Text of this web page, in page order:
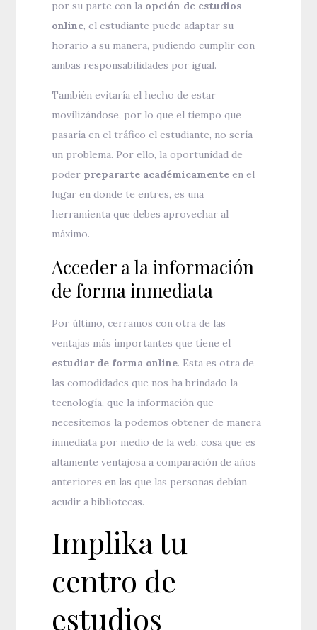
por su parte con la opción de estudios
online, el estudiante puede adaptar su
horario a su manera, pudiendo cumplir con
ambas responsabilidades por igual.
También evitaría el hecho de estar
movilizándose, por lo que el tiempo que
pasaría en el tráfico el estudiante, no sería
un problema. Por ello, la oportunidad de
poder prepararte académicamente en el
lugar en donde te entres, es una
herramienta que debes aprovechar al
máximo.
Acceder a la información
de forma inmediata
Por último, cerramos con otra de las
ventajas más importantes que tiene el
estudiar de forma online. Esta es otra de
las comodidades que nos ha brindado la
tecnología, que la información que
necesitemos la podemos obtener de manera
inmediata por medio de la web, cosa que es
altamente ventajosa a comparación de años
anteriores en las que las personas debían
acudir a bibliotecas.
Implika tu
centro de
estudios